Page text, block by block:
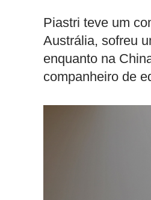
Piastri teve um
Austrália, sofreu
enquanto na
companheiro de